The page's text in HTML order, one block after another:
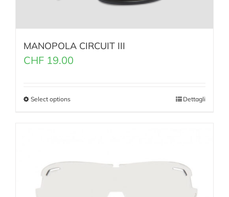
MANOPOLA CIRCUIT III
CHF 19.00
Select options Dettagli